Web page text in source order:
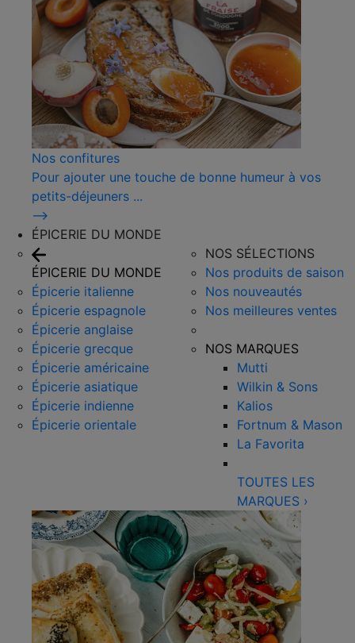
Nos confitures
Pour ajouter une touche de bonne humeur à vos
petits-déjeuners ...
⟶
ÉPICERIE DU MONDE
ÉPICERIE DU MONDE
Épicerie italienne
Épicerie espagnole
Épicerie anglaise
Épicerie grecque
Épicerie américaine
Épicerie asiatique
Épicerie indienne
Épicerie orientale
NOS SÉLECTIONS
Nos produits de saison
Nos nouveautés
Nos meilleures ventes
NOS MARQUES
Mutti
Wilkin & Sons
Kalios
Fortnum & Mason
La Favorita
TOUTES LES
MARQUES ›